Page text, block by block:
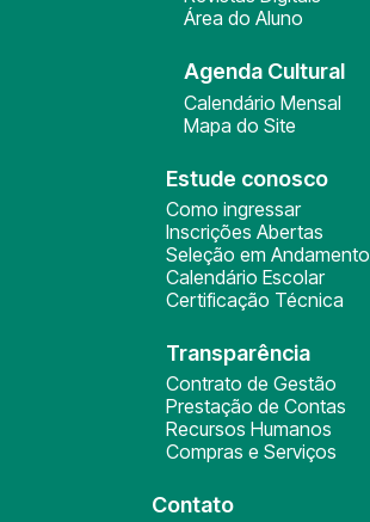
Área do Aluno
Agenda Cultural
Calendário Mensal
Mapa do Site
Estude conosco
Como ingressar
Inscrições Abertas
Seleção em Andamento
Calendário Escolar
Certificação Técnica
Transparência
Contrato de Gestão
Prestação de Contas
Recursos Humanos
Compras e Serviços
Contato